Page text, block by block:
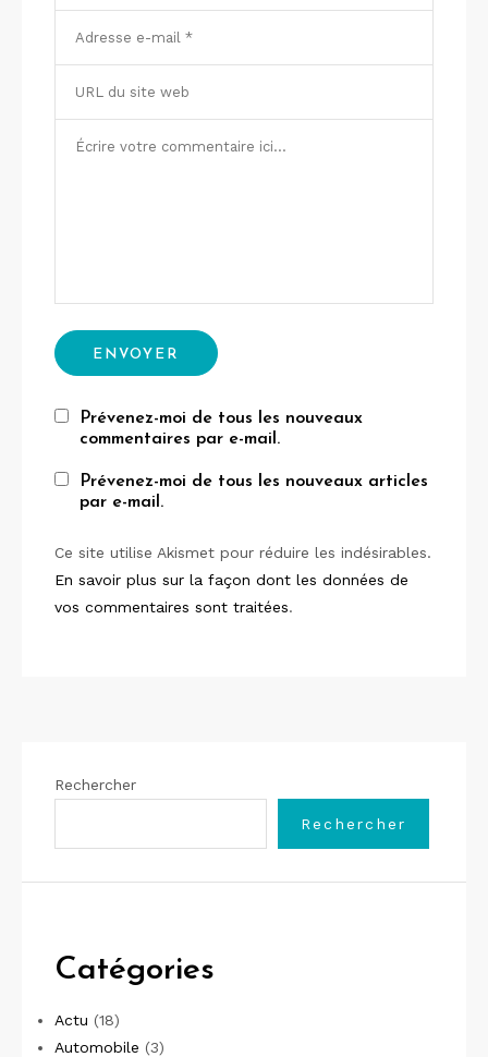
Prévenez-moi de tous les nouveaux
commentaires par e-mail.
Prévenez-moi de tous les nouveaux articles
par e-mail.
Ce site utilise Akismet pour réduire les indésirables.
En savoir plus sur la façon dont les données de
vos commentaires sont traitées.
Rechercher
Rechercher
Catégories
Actu (18)
Automobile (3)